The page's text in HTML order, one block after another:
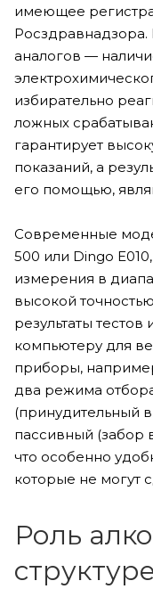
имеющее
Росздравнадзора.
аналогов —
избирательно
ложных
гарантирует
показаний, а
его помощью,
Современные
500 или Dingo
измерения в
высокой
результаты
компьютеру для
приборы,
два режима
(принудительный
пассивный (забор
что особенно
которые не могут
Роль